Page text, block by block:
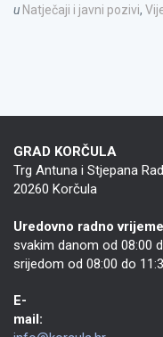
u Natječaji i javni pozivi,
GRAD KORČULA
Trg Antuna i Stjepana
20260 Korčula
Uredovno radno
svakim danom od 08:00
srijedom od 08:00 do
E-
mail: